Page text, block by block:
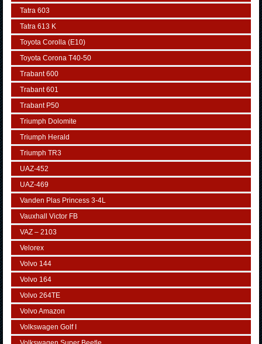
Tatra 603
Tatra 613 K
Toyota Corolla (E10)
Toyota Corona T40-50
Trabant 600
Trabant 601
Trabant P50
Triumph Dolomite
Triumph Herald
Triumph TR3
UAZ-452
UAZ-469
Vanden Plas Princess 3-4L
Vauxhall Victor FB
VAZ – 2103
Velorex
Volvo 144
Volvo 164
Volvo 264TE
Volvo Amazon
Volkswagen Golf I